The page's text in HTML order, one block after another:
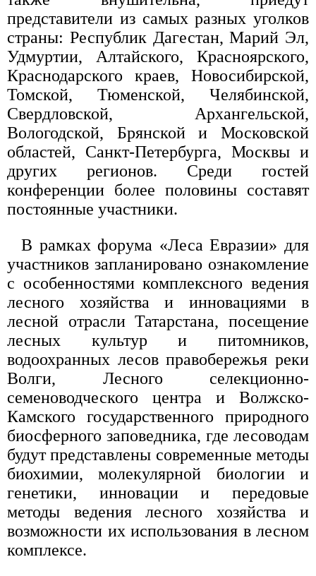
представители из самых разных уголков
страны: Республик Дагестан, Марий Эл,
Удмуртии, Алтайского, Красноярского,
Краснодарского краев, Новосибирской,
Томской, Тюменской, Челябинской,
Свердловской, Архангельской,
Вологодской, Брянской и Московской
областей, Санкт-Петербурга, Москвы и
других регионов. Среди гостей
конференции более половины составят
постоянные участники.
В рамках форума «Леса Евразии» для
участников запланировано ознакомление
с особенностями комплексного ведения
лесного хозяйства и инновациями в
лесной отрасли Татарстана, посещение
лесных культур и питомников,
водоохранных лесов правобережья реки
Волги, Лесного селекционно-
семеноводческого центра и Волжско-
Камского государственного природного
биосферного заповедника, где лесоводам
будут представлены современные методы
биохимии, молекулярной биологии и
генетики, инновации и передовые
методы ведения лесного хозяйства и
возможности их использования в лесном
комплексе.